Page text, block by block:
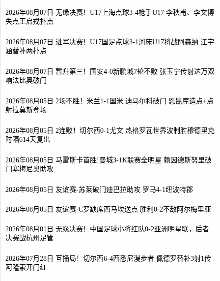
2026年08月07日 无缘决赛！U17上海点球3-4枪手U17 李秋甫、李文博
失点王启戎扑点
2026年08月07日 进军决赛！U17国足点球3-1河床U17将战阿森纳 江宇
涵替补两扑点
2026年08月07日 暂升第三！国安4-0新鹏城7轮不败 张玉宁传射达万双
响法比奥破门
2026年08月05日 2场不胜！米兰1-1国米 迪马尔科破门 恩昆库造点+点
射拉莫斯登场
2026年08月05日 2连败！切尔西0-1尤文 热格罗瓦世界波制胜穆德里克
时隔614天复出
2026年08月05日 马雷斯卡首胜!曼城3-1K联赛全明星 赖因德斯努里破
门塞梅尼奥助攻
2026年08月05日 友谊赛-苏莱破门迪巴拉助攻 罗马4-1纽波特郡
2026年08月05日 友谊赛-C罗缺席西马坎送点 胜利0-2不敌阿尔梅里亚
2026年08月01日 无缘决赛！中国足球小将红队0-2亚洲明星联，后者
决赛战杭州足管
2026年07月28日 互捅局！切尔西6-4西悉尼漫步者 佩德罗替补3射1传
阿隆索开门红